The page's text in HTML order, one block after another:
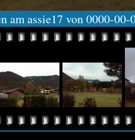
am assie17 von 0000-